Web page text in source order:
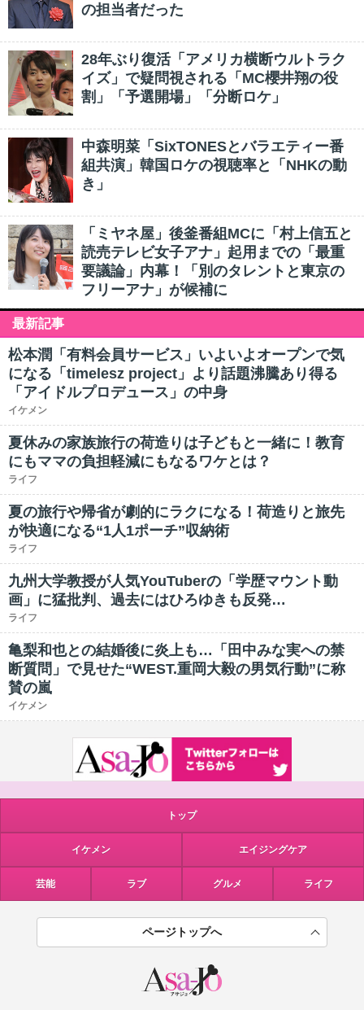
の担当者だった
28年ぶり復活「アメリカ横断ウルトラク
イズ」で疑問視される「MC櫻井翔の役
割」「予選開場」「分断ロケ」
中森明菜「SixTONESとバラエティー番
組共演」韓国ロケの視聴率と「NHKの動
き」
「ミヤネ屋」後釜番組MCに「村上信五と
読売テレビ女子アナ」起用までの「最重
要議論」内幕！「別のタレントと東京の
フリーアナ」が候補に
最新記事
松本潤「有料会員サービス」いよいよオープンで気
になる「timelesz project」より話題沸騰あり得る
「アイドルプロデュース」の中身
イケメン
夏休みの家族旅行の荷造りは子どもと一緒に！教育
にもママの負担軽減にもなるワケとは？
ライフ
夏の旅行や帰省が劇的にラクになる！荷造りと旅先
が快適になる“1人1ポーチ”収納術
ライフ
九州大学教授が人気YouTuberの「学歴マウント動
画」に猛批判、過去にはひろゆきも反発…
ライフ
亀梨和也との結婚後に炎上も…「田中みな実への禁
断質問」で見せた“WEST.重岡大毅の男気行動”に称
賛の嵐
イケメン
トップ
イケメン エイジングケア
芸能 ラブ グルメ ライフ
ページトップへ